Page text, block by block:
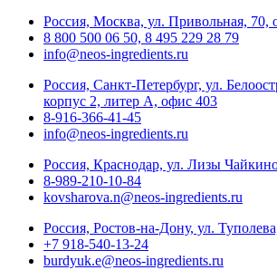
Россия, Москва, ул. Привольная, 70,
8 800 500 06 50, 8 495 229 28 79
info@neos-ingredients.ru
Россия, Санкт-Петербург, ул.
корпус 2, литер А, офис 403
8-916-366-41-45
info@neos-ingredients.ru
Россия, Краснодар, ул. Лизы
8-989-210-10-84
kovsharova.n@neos-ingredients.ru
Россия, Ростов-на-Дону, ул.
+7 918-540-13-24
burdyuk.e@neos-ingredients.ru